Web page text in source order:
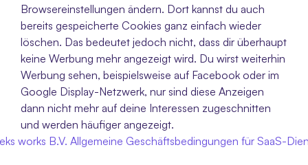
Browsereinstellungen ändern. Dort kannst du auch
bereits gespeicherte Cookies ganz einfach wieder
löschen. Das bedeutet jedoch nicht, dass dir überhaupt
keine Werbung mehr angezeigt wird. Du wirst weiterhin
Werbung sehen, beispielsweise auf Facebook oder im
Google Display-Netzwerk, nur sind diese Anzeigen
dann nicht mehr auf deine Interessen zugeschnitten
und werden häufiger angezeigt.
works B.V. Allgemeine Geschäftsbedingungen für SaaS-